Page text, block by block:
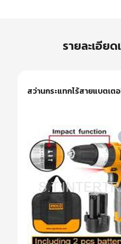
รายละเอีย
สว่านกระแทกไร้สายแบตเต